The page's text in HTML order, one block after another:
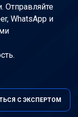
Отправляйте
WhatsApp и
С ЭКСПЕРТОМ